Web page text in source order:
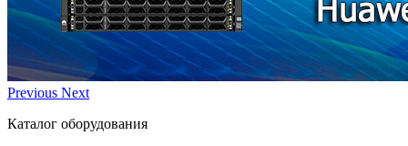
Previous Next
Каталог оборудования